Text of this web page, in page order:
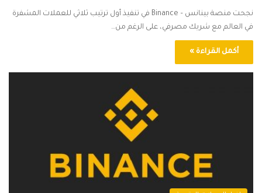
نجحت منصة بينانس – Binance في تنفيذ أول ترتيب ثلاثي للعملات المشفرة
في العالم مع شريك مصرفي، على الرغم من…
أكمل القراءة »